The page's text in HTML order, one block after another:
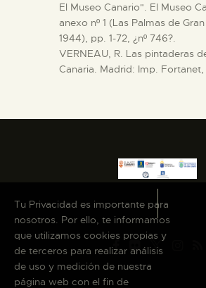
El Museo Canario". El Museo
anexo nº 1 (Las Palmas de
1944), pp. 1-72, ¿nº 746?.
VERNEAU, R. Las pintaderas
Canaria. Madrid: Imp. Fortanet,
Tu Privacidad es importante para
nosotros. Por ello, te informamos
que utilizamos cookies propias y
de terceros para realizar análisis
de uso y medición de nuestra
página web con el fin de